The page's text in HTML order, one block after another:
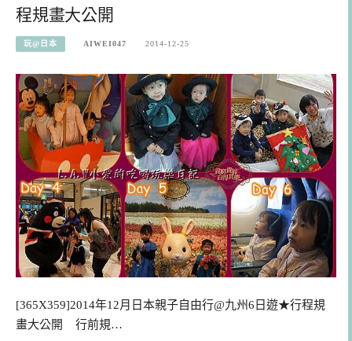
程規畫大公開
玩@日本 AIWEI047 2014-12-25
[365X359]2014年12月日本親子自由行@九州6日遊★行程規
畫大公開 行前規…